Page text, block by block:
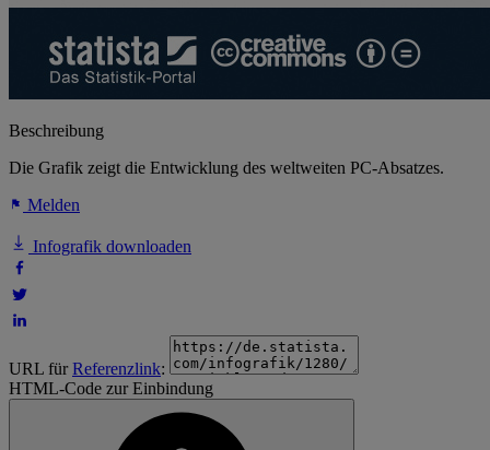
Beschreibung
Die Grafik zeigt die Entwicklung des weltweiten PC-Absatzes.
Melden
Infografik downloaden
URL fürReferenzlink:
HTML-Code zur Einbindung